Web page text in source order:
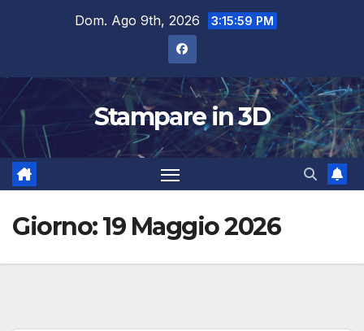
Dom. Ago 9th, 2026 3:16:01 PM
Stampare in 3D
Giorno:19 Maggio 2026